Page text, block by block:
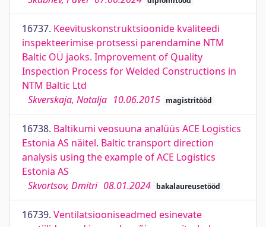
16737. Keevituskonstruktsioonide kvaliteedi
inspekteerimise protsessi parendamine NTM
Baltic OÜ jaoks. Improvement of Quality
Inspection Process for Welded Constructions in
NTM Baltic Ltd
Skverskaja, Natalja 10.06.2015 magistritööd
16738. Baltikumi veosuuna analüüs ACE Logistics
Estonia AS näitel. Baltic transport direction
analysis using the example of ACE Logistics
Estonia AS
Skvortsov, Dmitri 08.01.2024 bakalaureusetööd
16739. Ventilatsiooniseadmed esinevate